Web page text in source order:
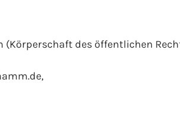
des öffentlichen